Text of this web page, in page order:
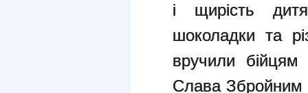
і щирість
шоколадки та
вручили
Слава Збройним